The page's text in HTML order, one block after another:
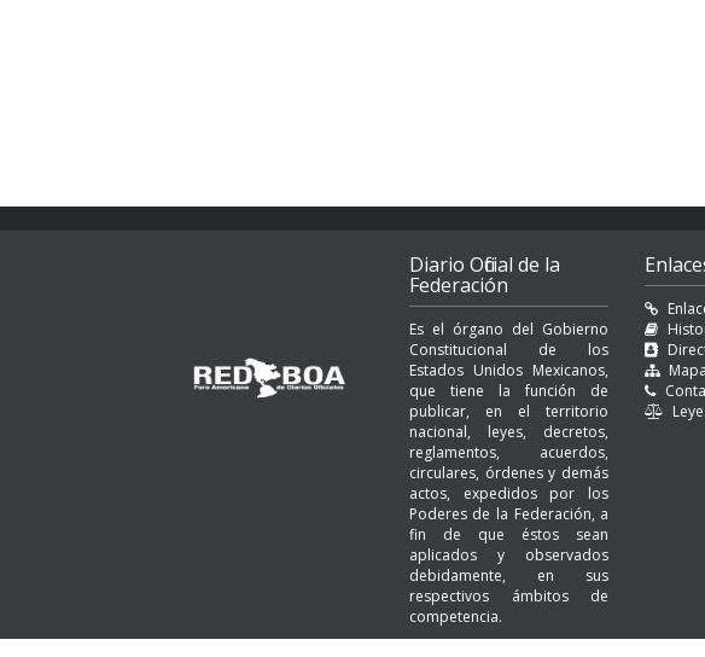
Diario Oficial de la
Federación
Es el órgano del Gobierno
Constitucional de los
Estados Unidos Mexicanos,
que tiene la función de
publicar, en el territorio
nacional, leyes, decretos,
reglamentos, acuerdos,
circulares, órdenes y demás
actos, expedidos por los
Poderes de la Federación, a
fin de que éstos sean
aplicados y observados
debidamente, en sus
respectivos ámbitos de
competencia.